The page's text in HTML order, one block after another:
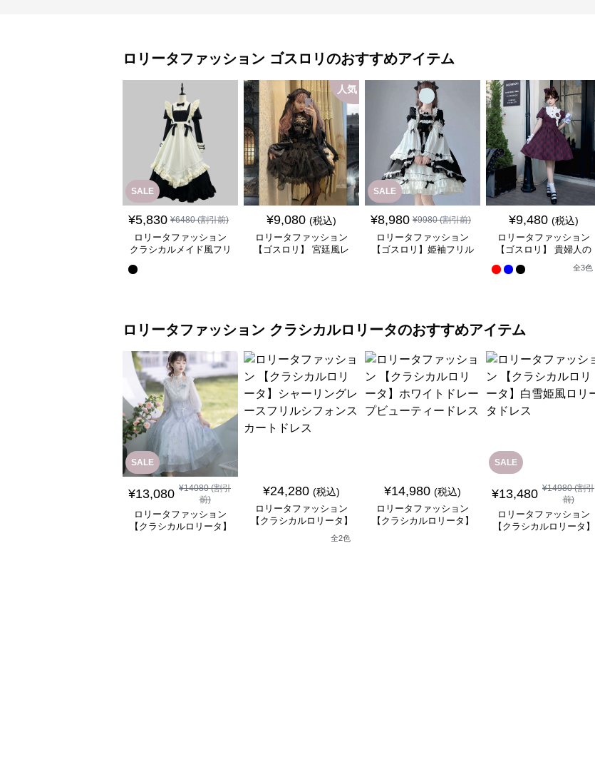
ロリータファッション ゴスロリのおすすめアイテム
SALE
¥5,830 ¥6480(割引前)
ロリータファッション
クラシカルメイド風フリ
人気
¥9,080 (税込)
ロリータファッション
【ゴスロリ】 宮廷風レ
SALE
¥8,980 ¥9980(割引前)
ロリータファッション
【ゴスロリ】姫袖フリル
¥9,480 (税込)
ロリータファッション
【ゴスロリ】 貴婦人の
優雅なティータイムドレ
全3色
ロリータファッション クラシカルロリータのおすすめアイテム
SALE
¥13,080 ¥14080(割引
前)
ロリータファッション
【クラシカルロリータ】
¥24,280 (税込)
ロリータファッション
【クラシカルロリータ】
シャーリングレースフリ
ルシフォンスカートドレ
全2色
¥14,980 (税込)
ロリータファッション
【クラシカルロリータ】
SALE
¥13,480 ¥14980(割引
前)
ロリータファッション
【クラシカルロリータ】